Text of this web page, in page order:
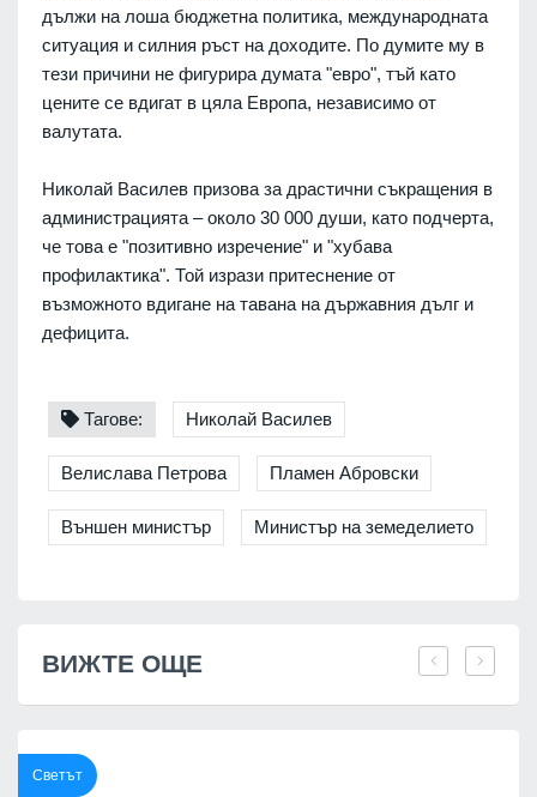
дължи на лоша бюджетна политика, международната
ситуация и силния ръст на доходите. По думите му в
тези причини не фигурира думата "евро", тъй като
цените се вдигат в цяла Европа, независимо от
валутата.
Николай Василев призова за драстични съкращения в
администрацията – около 30 000 души, като подчерта,
че това е "позитивно изречение" и "хубава
профилактика". Той изрази притеснение от
възможното вдигане на тавана на държавния дълг и
дефицита.
Тагове: Николай Василев
Велислава Петрова Пламен Абровски
Външен министър Министър на земеделието
ВИЖТЕ ОЩЕ
Светът